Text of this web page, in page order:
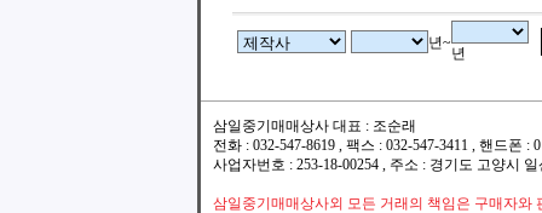
년~
년
삼일중기매매상사 대표 : 조순래
전화 : 032-547-8619 , 팩스 : 032-547-3411 , 핸드폰
사업자번호 : 253-18-00254 , 주소 : 경기도 고양시
삼일중기매매상사외 모든 거래의 책임은 구매자와